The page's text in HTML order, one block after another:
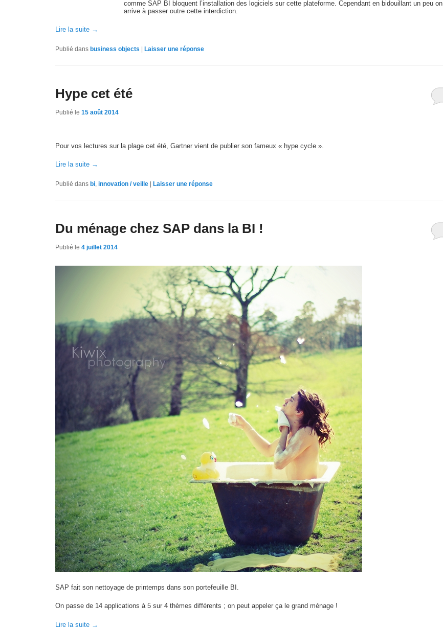
comme SAP BI bloquent l’installation des logiciels sur cette plateforme. Cependant en bidouillant un peu on
arrive à passer outre cette interdiction.
Lire la suite →
Publié dans business objects Laisser une réponse
Hype cet été
Publié le 15 août 2014
Pour vos lectures sur la plage cet été, Gartner vient de publier son fameux « hype cycle ».
Lire la suite →
Publié dans bi, innovation / veille Laisser une réponse
Du ménage chez SAP dans la BI !
Publié le 4 juillet 2014
SAP fait son nettoyage de printemps dans son portefeuille BI.
On passe de 14 applications à 5 sur 4 thèmes différents ; on peut appeler ça le grand ménage !
Lire la suite →